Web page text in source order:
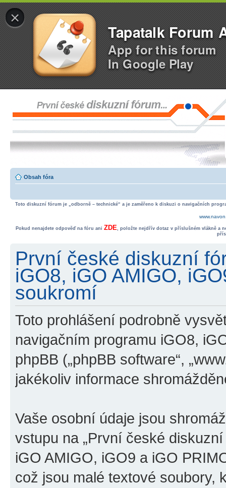
×
Tapatalk Forum
App for this forum
In Google Play
Obsah fóra
Toto diskuzní fórum je „odborně – technické“ a je zaměřeno k diskuzi o navigačních
Pokud nenajdete odpověď na fóru ani ZDE, položte nejdřív dotaz v příslušném vlákně a
První české diskuzní
iGO8, iGO AMIGO,
soukromí
Toto prohlášení podrobně
navigačním programu iGO8,
phpBB („phpBB software“,
jakékoliv informace
Vaše osobní údaje jsou
vstupu na „První české
iGO AMIGO, iGO9 a iGO
což jsou malé textové soubory,